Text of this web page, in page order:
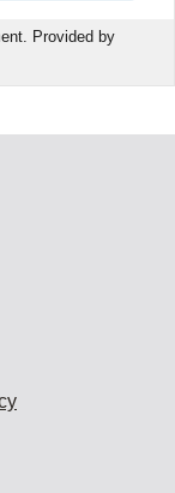
Provided by